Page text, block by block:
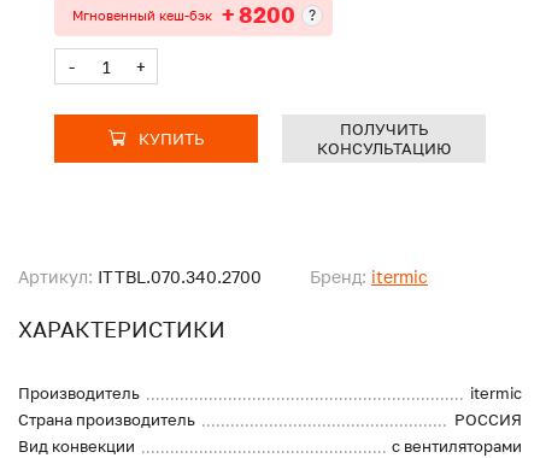
Артикул: ITTBL.070.340.2700 Бренд: itermic
ХАРАКТЕРИСТИКИ
Производитель
itermic
Страна производитель
РОССИЯ
Вид конвекции
с вентиляторами
Мгновенный кеш-бэк + 8200 ?
- +
КУПИТЬ
ПОЛУЧИТЬ
КОНСУЛЬТАЦИЮ